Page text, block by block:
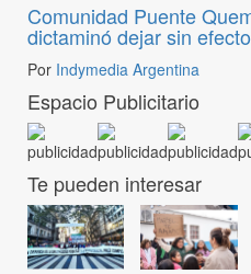
Comunidad Puente
dictaminó dejar sin
Por Indymedia Argentina
Espacio Publicitario
Te pueden interesar